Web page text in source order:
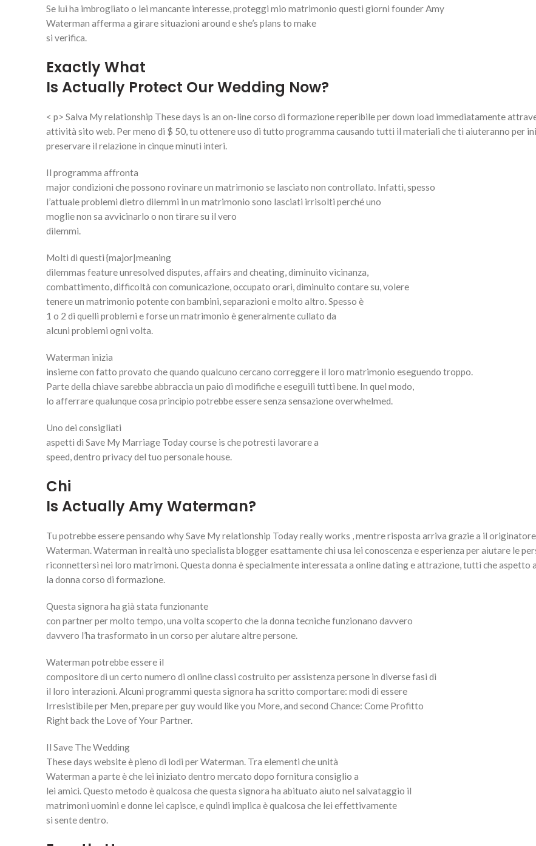
Se lui ha imbrogliato o lei mancante interesse, proteggi mio matrimonio questi giorni founder Amy
Waterman afferma a girare situazioni around e she’s plans to make
si verifica.
Exactly What
Is Actually Protect Our Wedding Now?
< p> Salva My relationship These days is an on-line corso di formazione reperibile per down load immediatamente
attività sito web. Per meno di $ 50, tu ottenere uso di tutto programma causando tutti il materiali che ti aiuteranno per
preservare il relazione in cinque minuti interi.
Il programma affronta
major condizioni che possono rovinare un matrimonio se lasciato non controllato. Infatti, spesso
l’attuale problemi dietro dilemmi in un matrimonio sono lasciati irrisolti perché uno
moglie non sa avvicinarlo o non tirare su il vero
dilemmi.
Molti di questi {major|meaning
dilemmas feature unresolved disputes, affairs and cheating, diminuito vicinanza,
combattimento, difficoltà con comunicazione, occupato orari, diminuito contare su, volere
tenere un matrimonio potente con bambini, separazioni e molto altro. Spesso è
1 o 2 di quelli problemi e forse un matrimonio è generalmente cullato da
alcuni problemi ogni volta.
Waterman inizia
insieme con fatto provato che quando qualcuno cercano correggere il loro matrimonio eseguendo troppo.
Parte della chiave sarebbe abbraccia un paio di modifiche e eseguili tutti bene. In quel modo,
lo afferrare qualunque cosa principio potrebbe essere senza sensazione overwhelmed.
Uno dei consigliati
aspetti di Save My Marriage Today course is che potresti lavorare a
speed, dentro privacy del tuo personale house.
Chi
Is Actually Amy Waterman?
Tu potrebbe essere pensando why Save My relationship Today really works , mentre risposta arriva grazie a il
Waterman. Waterman in realtà uno specialista blogger esattamente chi usa lei conoscenza e esperienza per aiutare le
riconnettersi nei loro matrimoni. Questa donna è specialmente interessata a online dating e attrazione, tutti che aspetto
la donna corso di formazione.
Questa signora ha già stata funzionante
con partner per molto tempo, una volta scoperto che la donna tecniche funzionano davvero
davvero l’ha trasformato in un corso per aiutare altre persone.
Waterman potrebbe essere il
compositore di un certo numero di online classi costruito per assistenza persone in diverse fasi di
il loro interazioni. Alcuni programmi questa signora ha scritto comportare: modi di essere
Irresistibile per Men, prepare per guy would like you More, and second Chance: Come Profitto
Right back the Love of Your Partner.
Il Save The Wedding
These days website è pieno di lodi per Waterman. Tra elementi che unità
Waterman a parte è che lei iniziato dentro mercato dopo fornitura consiglio a
lei amici. Questo metodo è qualcosa che questa signora ha abituato aiuto nel salvataggio il
matrimoni uomini e donne lei capisce, e quindi implica è qualcosa che lei effettivamente
si sente dentro.